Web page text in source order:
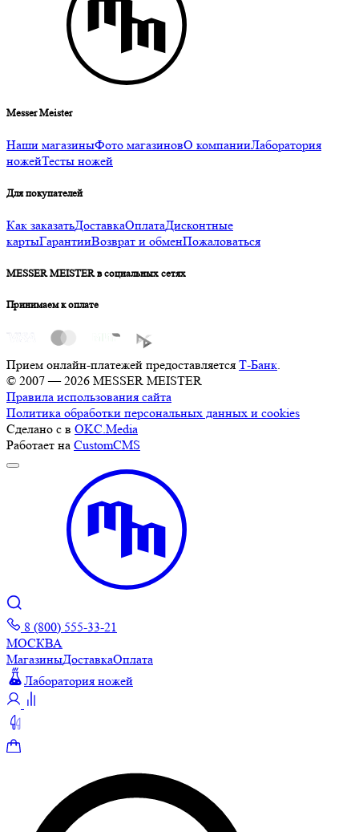
Messer Meister
Наши магазиныФото магазиновО компанииЛаборатория
ножейТесты ножей
Для покупателей
Как заказатьДоставкаОплатаДисконтные
картыГарантииВозврат и обменПожаловаться
MESSER MEISTER в социальных сетях
Принимаем к оплате
Прием онлайн-платежей предоставляется Т-Банк
© 2007 — 2026 MESSER MEISTER
Правила использования сайта
Политика обработки персональных данных и cookies
Сделано с в OKC.Media
Работает на CustomCMS
8 (800) 555-33-21
МОСКВА
МагазиныДоставкаОплата
Лаборатория ножей